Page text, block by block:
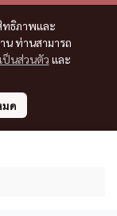
ทธิภาพและ
น ท่านสามารถ
ป็นส่วนตัว และ
ด